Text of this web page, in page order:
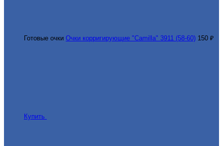
Готовые очки Очки корригирующие "Camilla" 3911 (58-60) 150 ₽
Купить